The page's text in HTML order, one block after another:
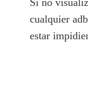
Si no
cualquier
estar